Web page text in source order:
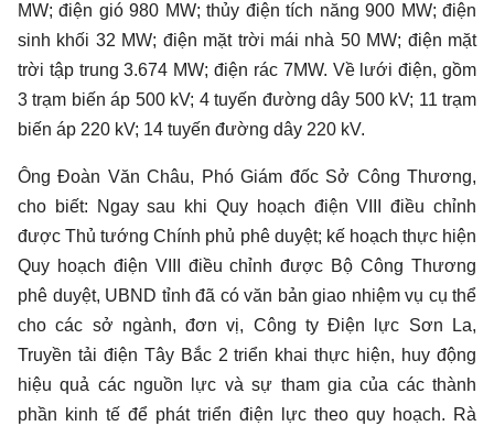
MW; điện gió 980 MW; thủy điện tích năng 900 MW; điện
sinh khối 32 MW; điện mặt trời mái nhà 50 MW; điện mặt
trời tập trung 3.674 MW; điện rác 7MW. Về lưới điện, gồm
3 trạm biến áp 500 kV; 4 tuyến đường dây 500 kV; 11 trạm
biến áp 220 kV; 14 tuyến đường dây 220 kV.
Ông Đoàn Văn Châu, Phó Giám đốc Sở Công Thương,
cho biết: Ngay sau khi Quy hoạch điện VIII điều chỉnh
được Thủ tướng Chính phủ phê duyệt; kế hoạch thực hiện
Quy hoạch điện VIII điều chỉnh được Bộ Công Thương
phê duyệt, UBND tỉnh đã có văn bản giao nhiệm vụ cụ thể
cho các sở ngành, đơn vị, Công ty Điện lực Sơn La,
Truyền tải điện Tây Bắc 2 triển khai thực hiện, huy động
hiệu quả các nguồn lực và sự tham gia của các thành
phần kinh tế để phát triển điện lực theo quy hoạch. Rà